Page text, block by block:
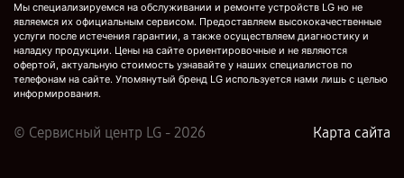
Мы специализируемся на обслуживании и ремонте устройств LG но не
являемся их официальным сервисом. Предоставляем высококачественные
услуги после истечения гарантии, а также осуществляем диагностику и
наладку продукции. Цены на сайте ориентировочные и не являются
офертой, актуальную стоимость узнавайте у наших специалистов по
телефонам на сайте. Упомянутый бренд LG используется нами лишь с целью
информирования.
© Сервисный центр LG - 2026 Карта сайта